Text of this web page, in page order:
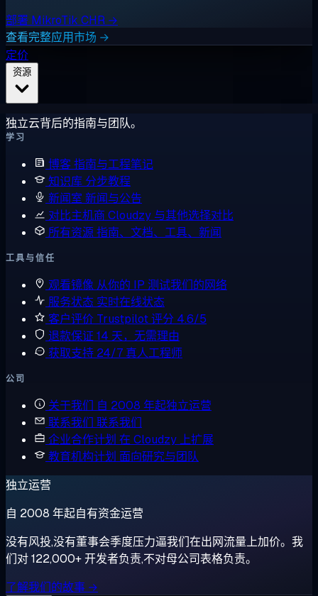
部署 MikroTik CHR →
查看完整应用市场 →
定价
独立云背后的指南与团队。
学习
博客指南与工程笔记
知识库 分步教程
新闻室 新闻与公告
对比主机商 Cloudzy 与其他选择对比
所有资源指南、文档、工具、新闻
工具与信任
观看镜像 从你的 IP 测试我们的网络
服务状态 实时在线状态
客户评价 Trustpilot 评分 4.6/5
退款保证 14 天，无需理由
获取支持 24/7 真人工程师
公司
关于我们 自 2008 年起独立运营
联系我们 联系我们
企业合作计划 在 Cloudzy 上扩展
教育机构计划 面向研究与团队
独立运营
自 2008 年起自有资金运营
没有风投,没有董事会季度压力逼我们在出网流量上加价。我
们对 122,000+ 开发者负责,不对母公司表格负责。
了解我们的故事 →